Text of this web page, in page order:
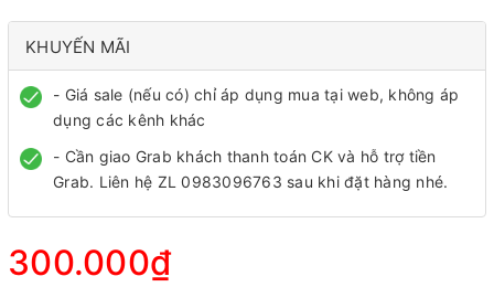
KHUYẾN MÃI
- Giá sale (nếu có) chỉ áp dụng mua tại web, không áp
dụng các kênh khác
- Cần giao Grab khách thanh toán CK và hỗ trợ tiền
Grab. Liên hệ ZL 0983096763 sau khi đặt hàng nhé.
300.000₫